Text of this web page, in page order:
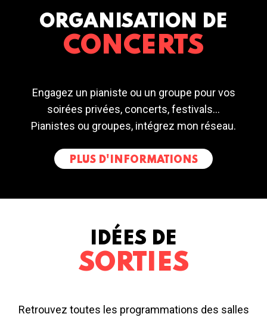
ORGANISATION DE
CONCERTS
Engagez un pianiste ou un groupe pour vos
soirées privées, concerts, festivals...
Pianistes ou groupes, intégrez mon réseau.
PLUS D'INFORMATIONS
IDÉES DE
SORTIES
Retrouvez toutes les programmations des salles